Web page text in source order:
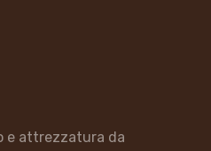
e attrezzatura da